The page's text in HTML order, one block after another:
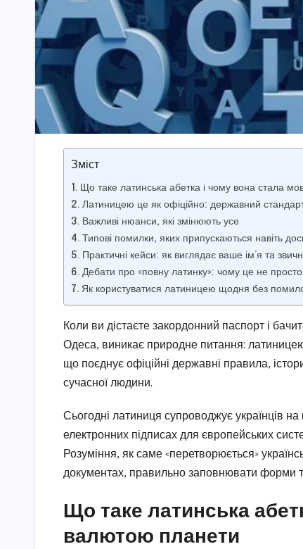
Зміст
Що таке латинська абетка і чому вона стала
Латиницею це як офіційно: державний
Важливі нюанси, які змінюють усе
Типові помилки, яких припускаються навіть
Практичні кейси: як виглядає ваше ім’я та
Дебати про «повну латинку»: чому це не просто
Як користуватися латиницею щодня без
Коли ви дістаєте закордонний паспорт і
Одеса, виникає природне питання:
що поєднує офіційні державні правила,
сучасної людини.
Сьогодні латиниця супроводжує українців
електронних підписах для європейських
Розуміння, як саме «перетворюється»
документах, правильно заповнювати форми
Що таке латинська
валютою планети